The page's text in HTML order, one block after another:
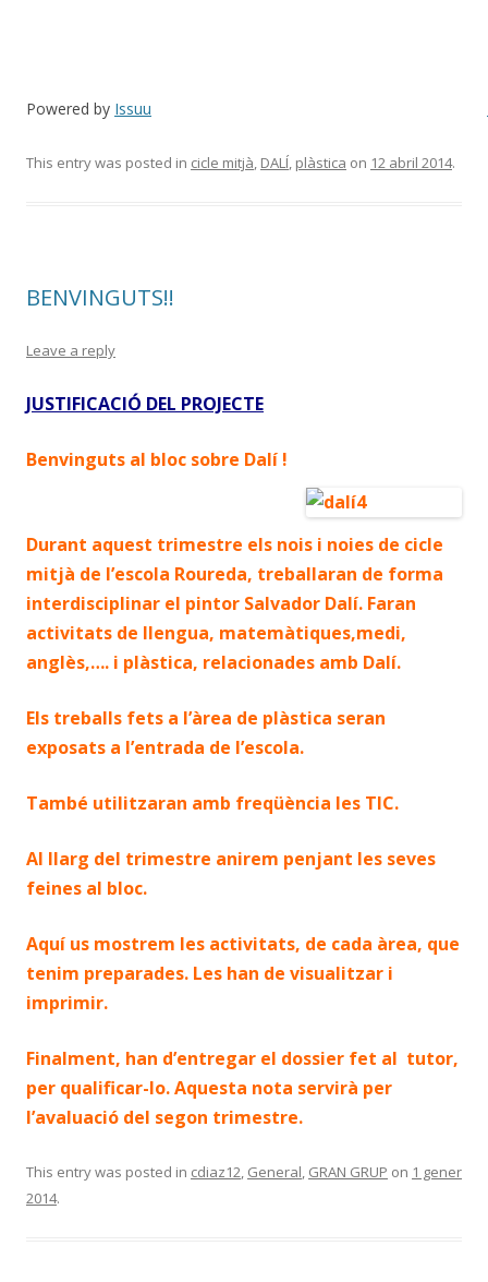
Powered by Issuu
This entry was posted in cicle mitjà, DALÍ, plàstica on 12 abril 2014.
BENVINGUTS!!
Leave a reply
JUSTIFICACIÓ DEL PROJECTE
Benvinguts al bloc sobre Dalí !
Durant aquest trimestre els nois i noies de cicle
mitjà de l’escola Roureda, treballaran de forma
interdisciplinar el pintor Salvador Dalí. Faran
activitats de llengua, matemàtiques,medi,
anglès,…. i plàstica, relacionades amb Dalí.
Els treballs fets a l’àrea de plàstica seran
exposats a l’entrada de l’escola.
També utilitzaran amb freqüència les TIC.
Al llarg del trimestre anirem penjant les seves
feines al bloc.
Aquí us mostrem les activitats, de cada àrea, que
tenim preparades. Les han de visualitzar i
imprimir.
Finalment, han d’entregar el dossier fet al tutor,
per qualificar-lo. Aquesta nota servirà per
l’avaluació del segon trimestre.
This entry was posted in cdiaz12, General, GRAN GRUP on 1 gener
2014.